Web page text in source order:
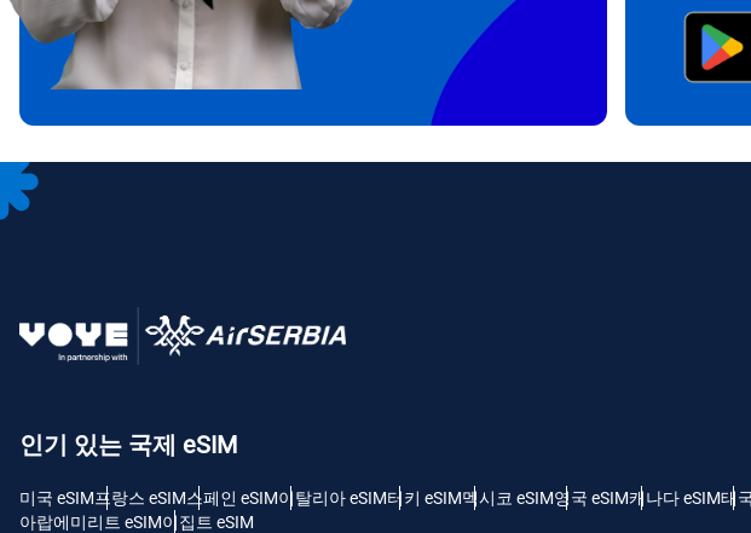
Then, contact your mobile
provide you with a QR code
in your device settings. Once
인기 있는 국제 eSIM
미국 eSIM프랑스 eSIM스페인 eSIM이탈리아 eSIM터키 eSIM멕시코 eSIM영국 eSIM캐나다 eSIM태
아랍에미리트 eSIM이집트 eSIM
Deutsch